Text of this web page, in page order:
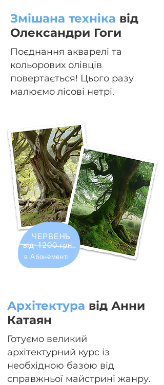
Змішана техніка від
Олександри Гоги
Поєднання акварелі та
кольорових олівців
повертається! Цього разу
малюємо лісові нетрі.
ЧЕРВЕНЬ
від 1200 грн
в Абонементі
Архітектура від Анни
Катаян
Готуємо великий
архітектурний курс із
необхідною базою від
справжньої майстрині жанру.